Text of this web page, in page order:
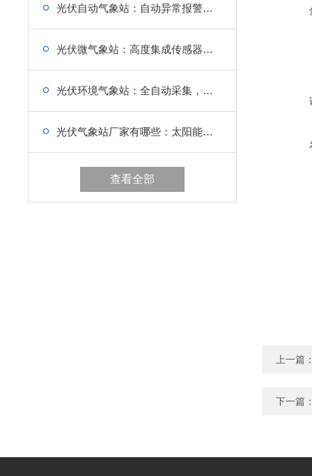
光伏自动气象站：自动异常报警功能，安全性更高
光伏微气象站：高度集成传感器，少布线少施工
光伏环境气象站：全自动采集，远程管理，简化现场工作
光伏气象站厂家有哪些：太阳能供电，实现绿色自主运行
查看全部
上一篇
下一篇